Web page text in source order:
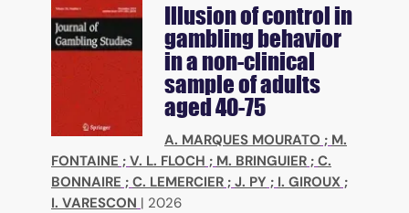
Illusion of control in
gambling behavior
in a non-clinical
sample of adults
aged 40-75
A. MARQUES MOURATO ; M.
FONTAINE ; V. L. FLOCH ; M. BRINGUIER ; C.
BONNAIRE ; C. LEMERCIER ; J. PY ; I. GIROUX ;
I. VARESCON | 2026